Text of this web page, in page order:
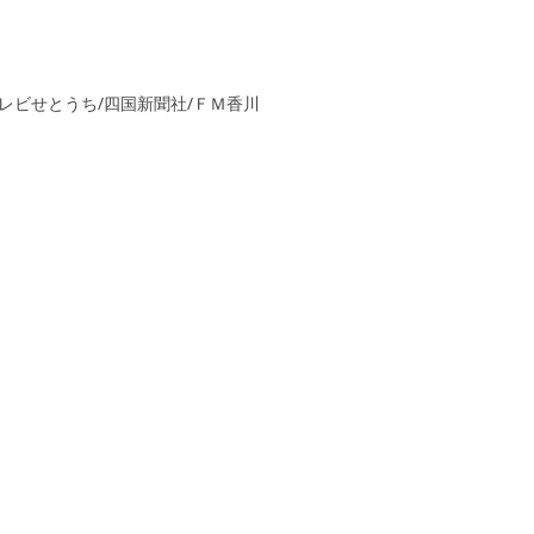
ビせとうち/四国新聞社/ＦＭ香川